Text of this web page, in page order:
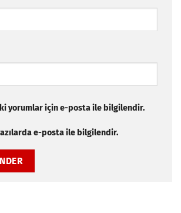
yorumlar için e-posta ile bilgilendir.
e-posta ile bilgilendir.